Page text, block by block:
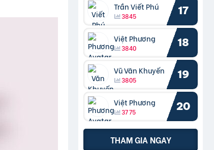
Trần Viết Phú
3845 17
Việt Phương
3840 18
Vũ Văn Khuyến
3805 19
Việt Phương
3775 20
THAM GIA NGAY